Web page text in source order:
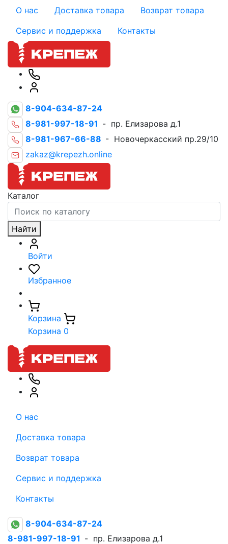
О нас Доставка товара
Возврат товара
Сервис и поддержка
Контакты
8-904-634-87-24
8-981-997-18-91 - пр. Елизарова д.1
8-981-967-66-88 - Новочеркасский пр.29/10
zakaz@krepezh.online
Каталог
Найти
Войти
Избранное
Корзина
Корзина 0
О нас
Доставка товара
Возврат товара
Сервис и поддержка
Контакты
8-904-634-87-24
8-981-997-18-91 - пр. Елизарова д.1